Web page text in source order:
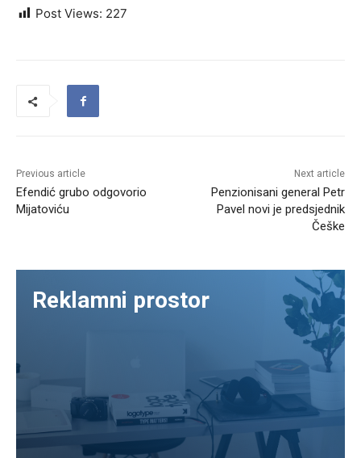
Post Views: 227
Previous article
Efendić grubo odgovorio
Mijatoviću
Next article
Penzionisani general Petr
Pavel novi je predsjednik
Češke
Reklamni prostor